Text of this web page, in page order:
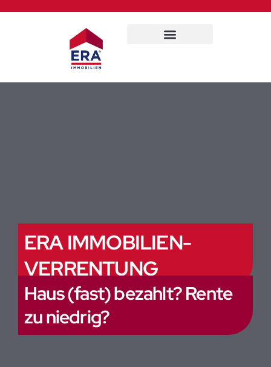
ERA IMMOBILIEN-
VERRENTUNG
Haus (fast) bezahlt? Rente
zu niedrig?